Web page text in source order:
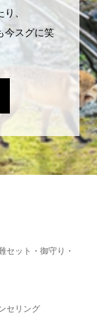
、
今スグに笑
セット・御守り・
セリング